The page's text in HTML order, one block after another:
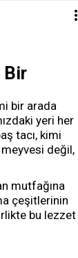
more_vert
Bir
bir arada
yeri her
tacı, kimi
değil,
mutfağına
çeşitlerinin
bu lezzet